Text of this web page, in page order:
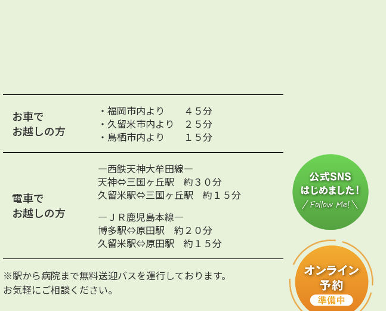
お車で
お越しの方
・福岡市内より ４５分
・久留米市内より ２５分
・鳥栖市内より １５分
電車で
お越しの方
―西鉄天神大牟田線―
天神⇔三国ヶ丘駅 約３０分
久留米駅⇔三国ヶ丘駅 約１５分
―ＪＲ鹿児島本線―
博多駅⇔原田駅 約２０分
久留米駅⇔原田駅 約１５分
※駅から病院まで無料送迎バスを運行しております。
お気軽にご相談ください。